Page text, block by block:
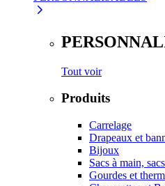
Tout voir
Produits
Carrelage
Drapeaux et
Bijoux
Sacs à main,
Gourdes et